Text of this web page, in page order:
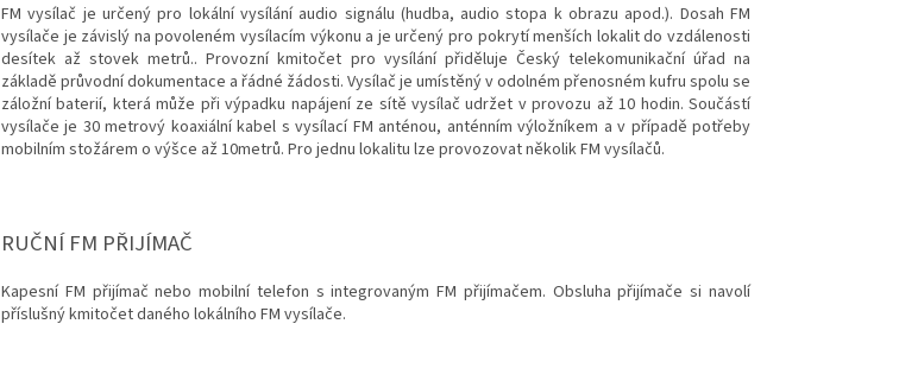
FM vysílač je určený pro lokální vysílání audio signálu (hudba, audio stopa k obrazu apod.). Dosah FM
vysílače je závislý na povoleném vysílacím výkonu a je určený pro pokrytí menších lokalit do vzdálenosti
desítek až stovek metrů.. Provozní kmitočet pro vysílání přiděluje Český telekomunikační úřad na
základě průvodní dokumentace a řádné žádosti. Vysílač je umístěný v odolném přenosném kufru spolu se
záložní baterií, která může při výpadku napájení ze sítě vysílač udržet v provozu až 10 hodin. Součástí
vysílače je 30 metrový koaxiální kabel s vysílací FM anténou, anténním výložníkem a v případě potřeby
mobilním stožárem o výšce až 10metrů. Pro jednu lokalitu lze provozovat několik FM vysílačů.
RUČNÍ FM PŘIJÍMAČ
Kapesní FM přijímač nebo mobilní telefon s integrovaným FM přijímačem. Obsluha přijímače si navolí
příslušný kmitočet daného lokálního FM vysílače.